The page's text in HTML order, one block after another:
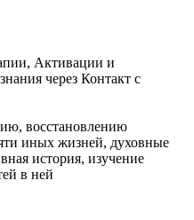
Активации и
через Контакт с
восстановлению
иных жизней, духовные
история, изучение
в ней